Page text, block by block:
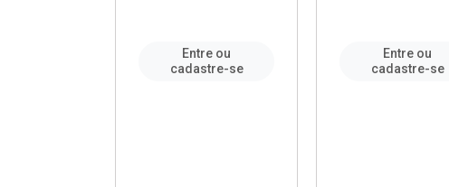
Entre ou
cadastre-se
Entre ou
cadastre-se